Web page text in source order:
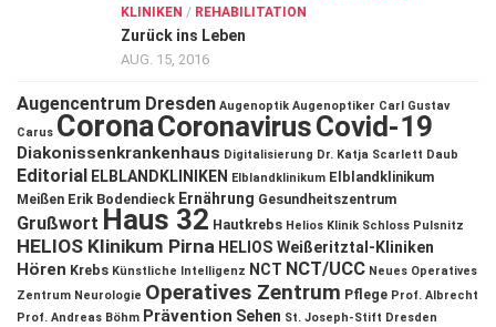
KLINIKEN / REHABILITATION
Zurück ins Leben
AUG. 15, 2016
Augencentrum Dresden Augenoptik Augenoptiker Carl Gustav
Carus CoronaCoronavirusCovid-19
Diakonissenkrankenhaus Digitalisierung Dr. Katja Scarlett Daub
Editorial ELBLANDKLINIKEN Elblandklinikum Elblandklinikum
Meißen Erik Bodendieck Ernährung Gesundheitszentrum
Grußwort Haus 32 Hautkrebs Helios Klinik Schloss Pulsnitz
HELIOS Klinikum Pirna HELIOS Weißeritztal-Kliniken
Hören Krebs Künstliche Intelligenz NCT NCT/UCC Neues Operatives
Zentrum Neurologie Operatives Zentrum Pflege Prof. Albrecht
Prof. Andreas Böhm Prävention Sehen St. Joseph-Stift Dresden